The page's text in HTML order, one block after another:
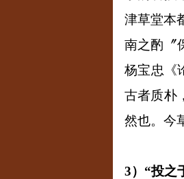
津草堂本
南之酌〞
杨宝忠《
古者质朴
然也。今
3）“投之